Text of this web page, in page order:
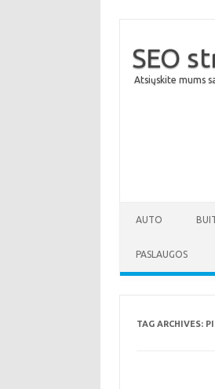
SEO
Atsiųskite mums
AUTO
PASLAUGOS
TAG ARCHIVES: